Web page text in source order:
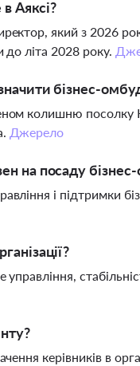
Аяксі?
який з 2026
до літа 2028 року.
бізнес-
колишню
Джерело
на посаду
і підтримки
керівників в